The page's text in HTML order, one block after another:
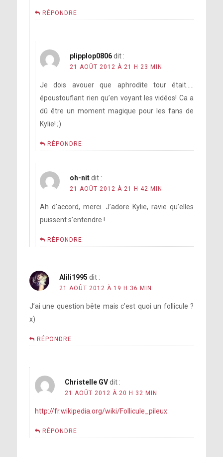
RÉPONDRE
plipplop0806dit :
21 AOÛT 2012 À 21 H 23 MIN
Je dois avouer que aphrodite tour était…..
époustouflant rien qu’en voyant les vidéos! Ca a
dû être un moment magique pour les fans de
Kylie! ;)
RÉPONDRE
oh-nitdit :
21 AOÛT 2012 À 21 H 42 MIN
Ah d’accord, merci. J’adore Kylie, ravie qu’elles
puissent s’entendre !
RÉPONDRE
Alili1995 dit :
21 AOÛT 2012 À 19 H 36 MIN
J’ai une question bête mais c’est quoi un follicule ?
x)
RÉPONDRE
Christelle GV dit :
21 AOÛT 2012 À 20 H 32 MIN
http://fr.wikipedia.org/wiki/Follicule_pileux
RÉPONDRE